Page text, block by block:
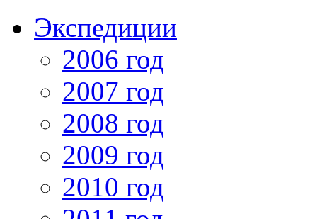
Экспедиции
2006 год
2007 год
2008 год
2009 год
2010 год